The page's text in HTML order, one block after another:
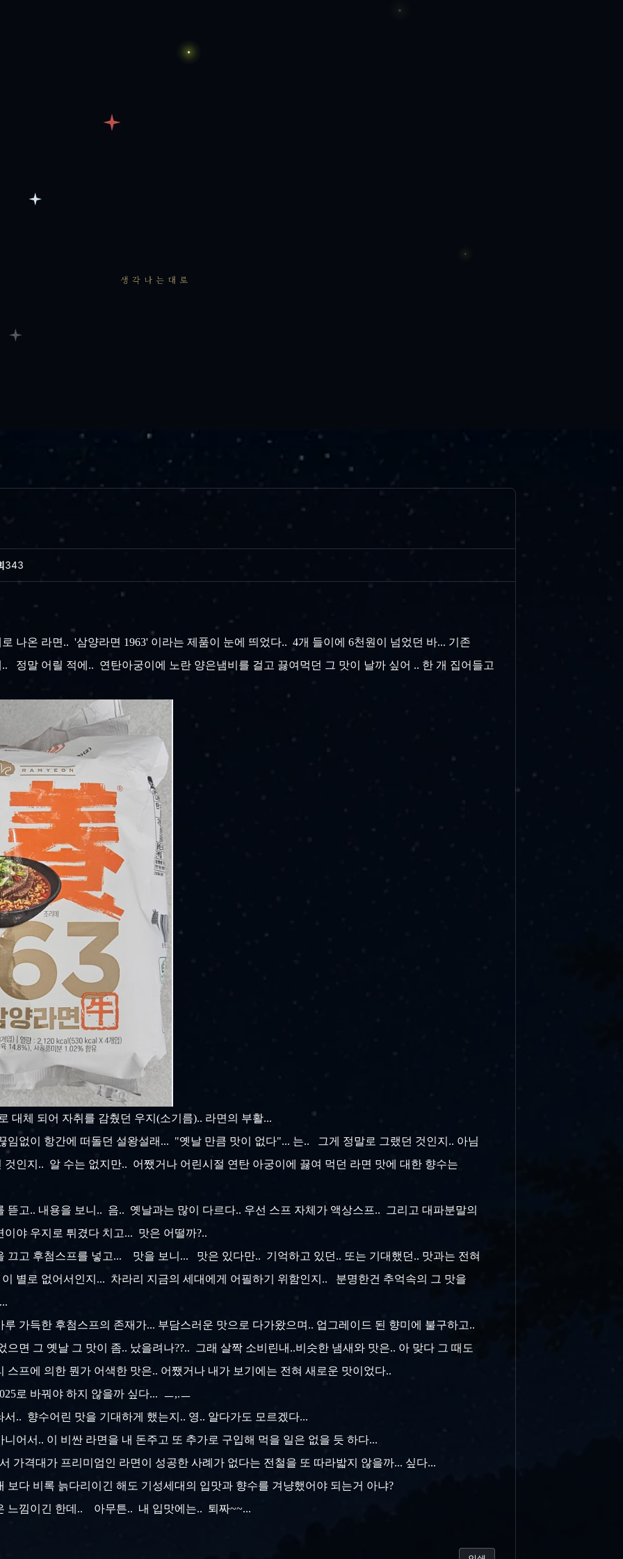
생각나는대로
343
나온 라면.. '삼양라면 1963' 이라는 제품이 눈에 띄었다.. 4개 들이에 6천원이 넘었던 바... 기존
정말 어릴 적에.. 연탄아궁이에 노란 양은냄비를 걸고 끓여먹던 그 맛이 날까 싶어 .. 한 개 집어들고
대체 되어 자취를 감췄던 우지(소기름).. 라면의 부활...
임없이 항간에 떠돌던 설왕설래... "옛날 만큼 맛이 없다"... 는.. 그게 정말로 그랬던 것인지.. 아님
인지.. 알 수는 없지만.. 어쨌거나 어린시절 연탄 아궁이에 끓여 먹던 라면 맛에 대한 향수는
뜯고.. 내용을 보니.. 음.. 옛날과는 많이 다르다.. 우선 스프 자체가 액상스프.. 그리고 대파분말의
야 우지로 튀겼다 치고... 맛은 어떨까?..
끄고 후첨스프를 넣고... 맛을 보니... 맛은 있다만.. 기억하고 있던.. 또는 기대했던.. 맛과는 전혀
별로 없어서인지... 차라리 지금의 세대에게 어필하기 위함인지.. 분명한건 추억속의 그 맛을
가득한 후첨스프의 존재가... 부담스러운 맛으로 다가왔으며.. 업그레이드 된 향미에 불구하고..
면 그 옛날 그 맛이 좀.. 났을려나??.. 그래 살짝 소비린내..비슷한 냄새와 맛은.. 아 맞다 그 때도
스프에 의한 뭔가 어색한 맛은.. 어쨌거나 내가 보기에는 전혀 새로운 맛이었다..
로 바꿔야 하지 않을까 싶다... ㅡ,.ㅡ
서.. 향수어린 맛을 기대하게 했는지.. 영.. 알다가도 모르겠다...
어서.. 이 비싼 라면을 내 돈주고 또 추가로 구입해 먹을 일은 없을 듯 하다...
가격대가 프리미엄인 라면이 성공한 사례가 없다는 전철을 또 따라밟지 않을까... 싶다...
보다 비록 늙다리이긴 해도 기성세대의 입맛과 향수를 겨냥했어야 되는거 아냐?
느낌이긴 한데.. 아무튼.. 내 입맛에는.. 퇴짜~~...